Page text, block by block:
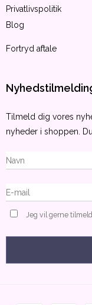
Privatlivspolitik
Blog
Fortryd aftale
Tilmeld dig vores
nyheder i shoppen.
Jeg vil gerne